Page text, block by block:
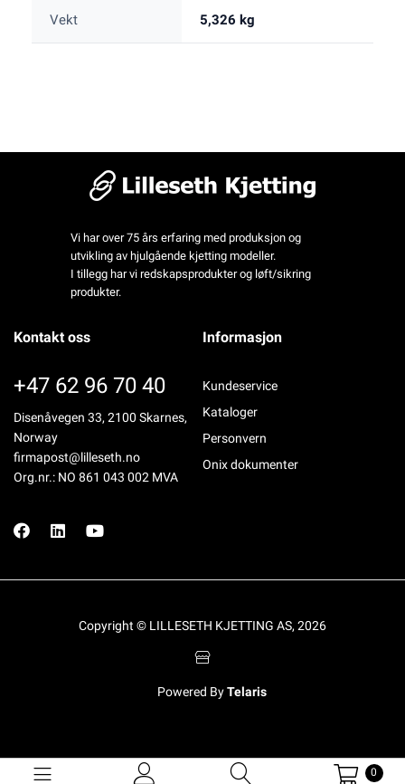
0
Vekt 5,326 kg
Vi har over 75 års erfaring med produksjon og
utvikling av hjulgående kjetting modeller.
I tillegg har vi redskapsprodukter og løft/sikring
produkter.
Kontakt oss
+47 62 96 70 40
Disenåvegen 33, 2100 Skarnes,
Norway
firmapost@lilleseth.no
Org.nr.: NO 861 043 002 MVA
Informasjon
Kundeservice
Kataloger
Personvern
Onix dokumenter
Copyright © LILLESETH KJETTING AS, 2026
Powered ByTelaris